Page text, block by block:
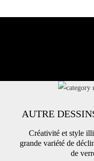
AUTRE
Créativité et style
grande variété de
de